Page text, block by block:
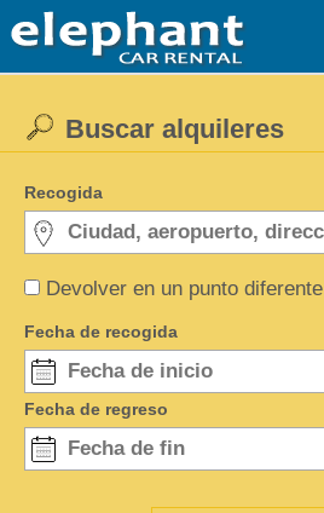
Devolver en un punto diferente
Buscar alquileres
Recogida
Fecha de recogida
Fecha de regreso